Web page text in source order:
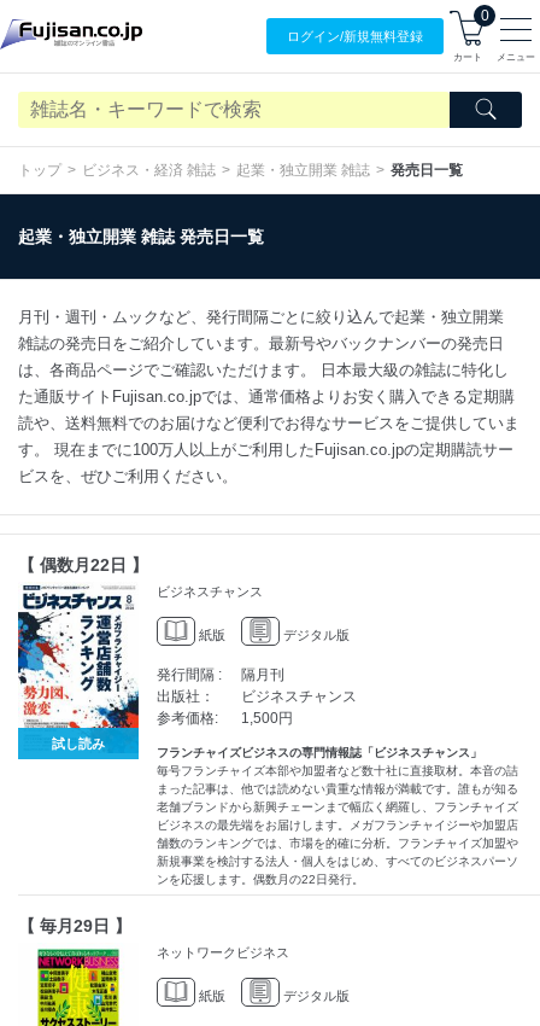
ログイン/新規無料登録
0
カート メニュー
トップ ビジネス・経済 雑誌 起業・独立開業 雑誌 発売日一覧
起業・独立開業 雑誌 発売日一覧
月刊・週刊・ムックなど、発行間隔ごとに絞り込んで起業・独立開業
雑誌の発売日をご紹介しています。最新号やバックナンバーの発売日
は、各商品ページでご確認いただけます。 日本最大級の雑誌に特化し
た通販サイトFujisan.co.jpでは、通常価格よりお安く購入できる定期購
読や、送料無料でのお届けなど便利でお得なサービスをご提供していま
す。 現在までに100万人以上がご利用したFujisan.co.jpの定期購読サー
ビスを、ぜひご利用ください。
【 偶数月22日 】
試し読み
ビジネスチャンス
紙版 デジタル版
発行間隔 :
隔月刊
出版社：
ビジネスチャンス
参考価格:
1,500円
フランチャイズビジネスの専門情報誌「ビジネスチャンス」
毎号フランチャイズ本部や加盟者など数十社に直接取材。本音の詰
まった記事は、他では読めない貴重な情報が満載です。誰もが知る
老舗ブランドから新興チェーンまで幅広く網羅し、フランチャイズ
ビジネスの最先端をお届けします。メガフランチャイジーや加盟店
舗数のランキングでは、市場を的確に分析。フランチャイズ加盟や
新規事業を検討する法人・個人をはじめ、すべてのビジネスパーソ
ンを応援します。偶数月の22日発行。
【 毎月29日 】
ネットワークビジネス
紙版 デジタル版